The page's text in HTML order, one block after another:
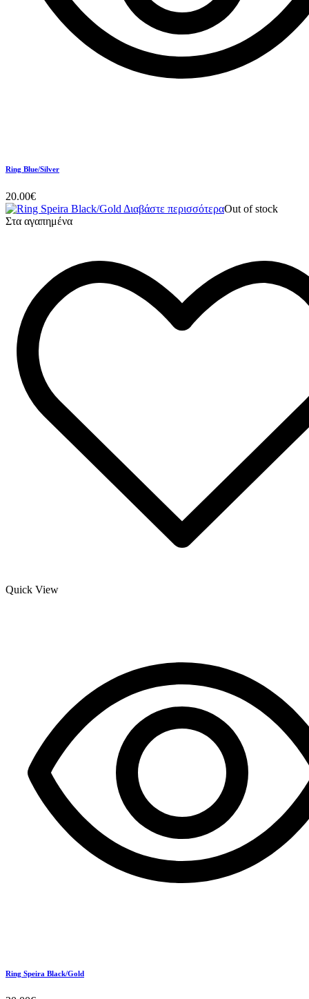
Ring Blue/Silver
20.00€
Διαβάστε περισσότεραOut of stock
Στα αγαπημένα
Quick View
Ring Speira Black/Gold